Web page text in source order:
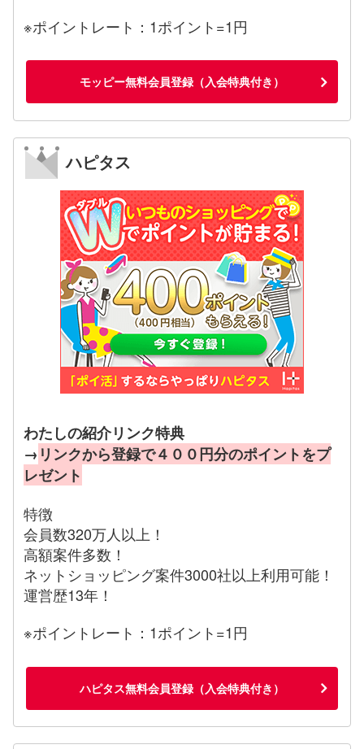
※ポイントレート：1ポイント=1円
モッピー無料会員登録（入会特典付き）
ハピタス
わたしの紹介リンク特典
→ リンクから登録で４００円分のポイントをプ
レゼント
特徴
会員数320万人以上！
高額案件多数！
ネットショッピング案件3000社以上利用可能！
運営歴13年！
※ポイントレート：1ポイント=1円
ハピタス無料会員登録（入会特典付き）